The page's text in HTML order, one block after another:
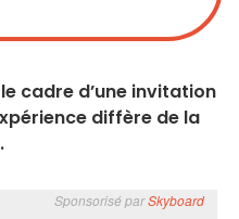
cadre d’une invitation
diffère de la